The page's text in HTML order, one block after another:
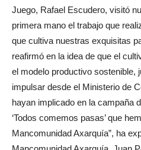
Juego, Rafael Escudero, visitó
primera mano el trabajo que
que cultiva nuestras exquisitas
reafirmó en la idea de que el
el modelo productivo sostenible,
impulsar desde el Ministerio de
hayan implicado en la campaña
‘Todos comemos pasas’ que
Mancomunidad Axarquía”, ha